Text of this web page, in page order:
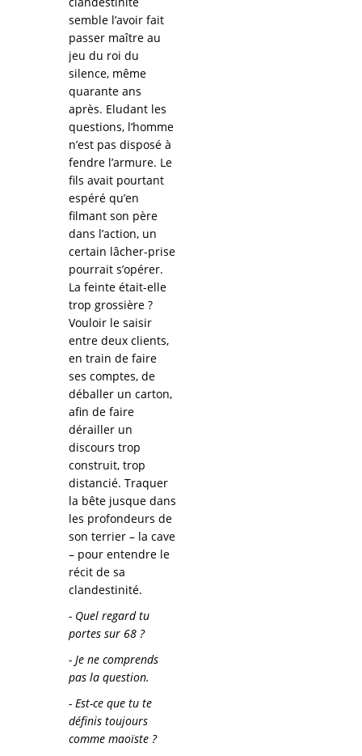
semble l’avoir fait
passer maître au
jeu du roi du
silence, même
quarante ans
après. Eludant les
questions, l’homme
n’est pas disposé à
fendre l’armure. Le
fils avait pourtant
espéré qu’en
filmant son père
dans l’action, un
certain lâcher-prise
pourrait s’opérer.
La feinte était-elle
trop grossière ?
Vouloir le saisir
entre deux clients,
en train de faire
ses comptes, de
déballer un carton,
afin de faire
dérailler un
discours trop
construit, trop
distancié. Traquer
la bête jusque dans
les profondeurs de
son terrier – la cave
– pour entendre le
récit de sa
clandestinité.
- Quel regard tu
portes sur 68 ?
- Je ne comprends
pas la question.
- Est-ce que tu te
définis toujours
comme maoïste ?